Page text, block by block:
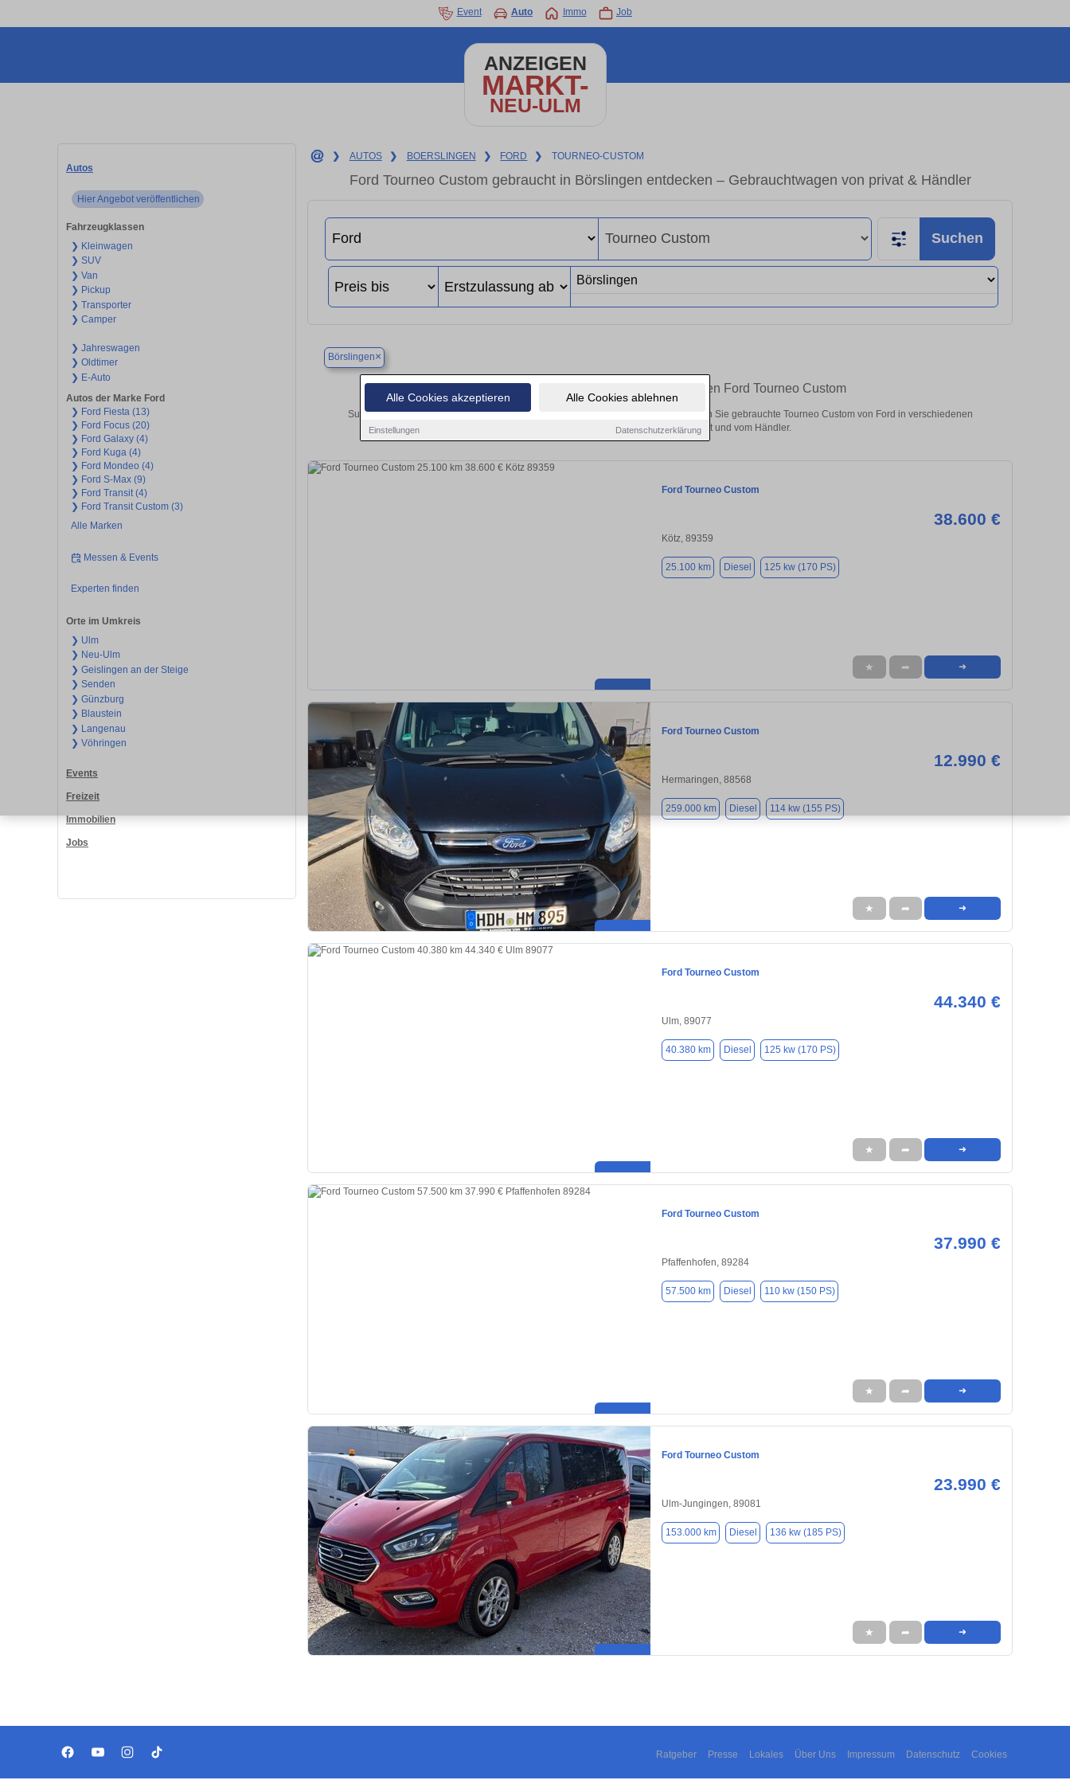
Alle Cookies akzeptieren Alle Cookies ablehnen
Einstellungen Datenschutzerklärung
Event Auto Immo Job
ANZEIGEN
MARKT-
NEU-ULM
Autos
Hier Angebot veröffentlichen
Fahrzeugklassen
❯ Kleinwagen
❯ SUV
❯ Van
❯ Pickup
❯ Transporter
❯ Camper
❯ Jahreswagen
❯ Oldtimer
❯ E-Auto
Autos der Marke Ford
❯ Ford Fiesta (13)
❯ Ford Focus (20)
❯ Ford Galaxy (4)
❯ Ford Kuga (4)
❯ Ford Mondeo (4)
❯ Ford S-Max (9)
❯ Ford Transit (4)
❯ Ford Transit Custom (3)
Alle Marken
Messen & Events
Experten finden
Orte im Umkreis
❯ Ulm
❯ Neu-Ulm
❯ Geislingen an der Steige
❯ Senden
❯ Günzburg
❯ Blaustein
❯ Langenau
❯ Vöhringen
Events
Freizeit
Immobilien
Jobs
❯ AUTOS ❯ BOERSLINGEN ❯ FORD ❯ TOURNEO-CUSTOM
Ford Tourneo Custom gebraucht in Börslingen entdecken – Gebrauchtwagen von privat & Händler
Suchen
Börslingen×
Finden Sie in Börslingen Ihren gebrauchten Ford Tourneo Custom
Suchen Sie in Börslingen einen Ford Tourneo Custom Gebrauchtwagen? Entdecken Sie gebrauchte Tourneo Custom von Ford in verschiedenen
Ausführungen und Preisklassen von privat und vom Händler.
Ford Tourneo Custom
38.600 €
Kötz, 89359
25.100 km Diesel 125 kw (170 PS)
★ ➦ ➜
Ford Tourneo Custom
12.990 €
Hermaringen, 88568
259.000 km Diesel 114 kw (155 PS)
★ ➦ ➜
Ford Tourneo Custom
44.340 €
Ulm, 89077
40.380 km Diesel 125 kw (170 PS)
★ ➦ ➜
Ford Tourneo Custom
37.990 €
Pfaffenhofen, 89284
57.500 km Diesel 110 kw (150 PS)
★ ➦ ➜
Ford Tourneo Custom
23.990 €
Ulm-Jungingen, 89081
153.000 km Diesel 136 kw (185 PS)
★ ➦ ➜
Ratgeber Presse Lokales Über Uns Impressum Datenschutz Cookies